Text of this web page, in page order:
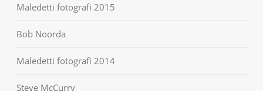
Maledetti fotografi 2015
Bob Noorda
Maledetti fotografi 2014
Steve McCurry